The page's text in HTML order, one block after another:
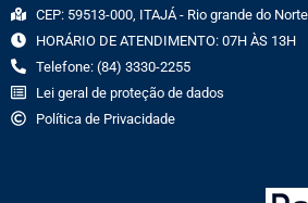
CEP: 59513-000, ITAJÁ - Rio grande do Norte
HORÁRIO DE ATENDIMENTO: 07H ÀS 13H
Telefone: (84) 3330-2255
Lei geral de proteção de dados
Política de Privacidade